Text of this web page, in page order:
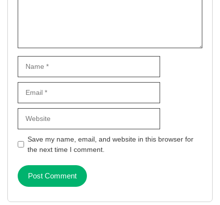
Save my name, email, and website in this browser for
the next time I comment.